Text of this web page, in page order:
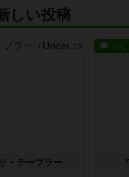
しい投稿
・テーブラー
レ